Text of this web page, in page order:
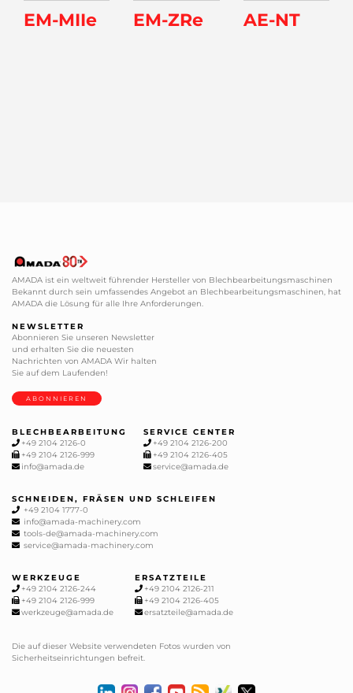
EM-MIIe EM-ZRe AE-NT
AMADA ist ein weltweit führender Hersteller von Blechbearbeitungsmaschinen
Bekannt durch sein umfassendes Angebot an Blechbearbeitungsmaschinen, hat
AMADA die Lösung für alle Ihre Anforderungen.
NEWSLETTER
Abonnieren Sie unseren Newsletter
und erhalten Sie die neuesten
Nachrichten von AMADA Wir halten
Sie auf dem Laufenden!
ABONNIEREN
BLECHBEARBEITUNG
+49 2104 2126-0
+49 2104 2126-999
info@amada.de
SERVICE CENTER
+49 2104 2126-200
+49 2104 2126-405
service@amada.de
SCHNEIDEN, FRÄSEN UND SCHLEIFEN
+49 2104 1777-0
info@amada-machinery.com
tools-de@amada-machinery.com
service@amada-machinery.com
WERKZEUGE
+49 2104 2126-244
+49 2104 2126-999
werkzeuge@amada.de
ERSATZTEILE
+49 2104 2126-211
+49 2104 2126-405
ersatzteile@amada.de
Die auf dieser Website verwendeten Fotos wurden von
Sicherheitseinrichtungen befreit.